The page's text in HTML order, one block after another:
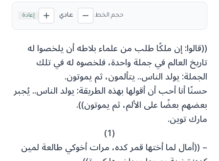
حجم الخط: عادي إعادة
((قالوا: إن ملكًا طلب من علماء بلاطه أن يلخصوا له
تاريخ العالم في جملة واحدة، فلخصوه له في تلك
الجملة: يولد الناس.. يتألمون، ثم يموتون.
حسنًا أنا أحب أن أقولها بهذه الطريقة: يولد الناس.. يُجبر
بعضهم بعضًا على الألم، ثم يموتون)).
مارك توين.
(1)
– ((أمال لما أختها قمر كده، مرات أخوكي طالعة لمين